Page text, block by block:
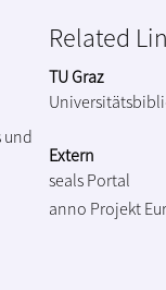
und
Related
TU Graz
Extern
seals Portal
anno Projekt